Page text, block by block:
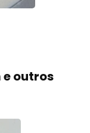
outros